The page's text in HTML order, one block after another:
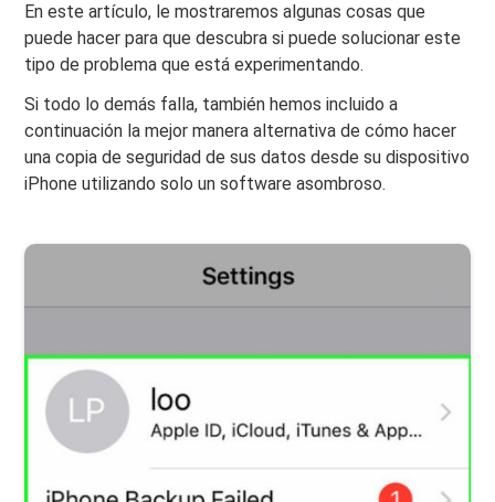
En este artículo, le mostraremos algunas cosas que
puede hacer para que descubra si puede solucionar este
tipo de problema que está experimentando.
Si todo lo demás falla, también hemos incluido a
continuación la mejor manera alternativa de cómo hacer
una copia de seguridad de sus datos desde su dispositivo
iPhone utilizando solo un software asombroso.